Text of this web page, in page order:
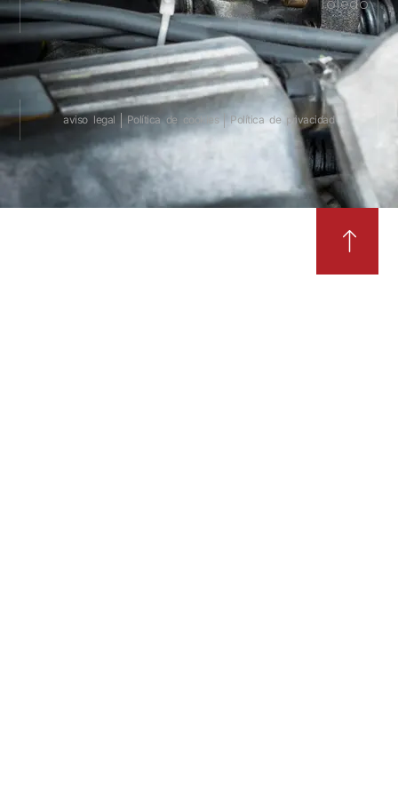
Toledo
aviso legal Política de cookies Política de privacidad